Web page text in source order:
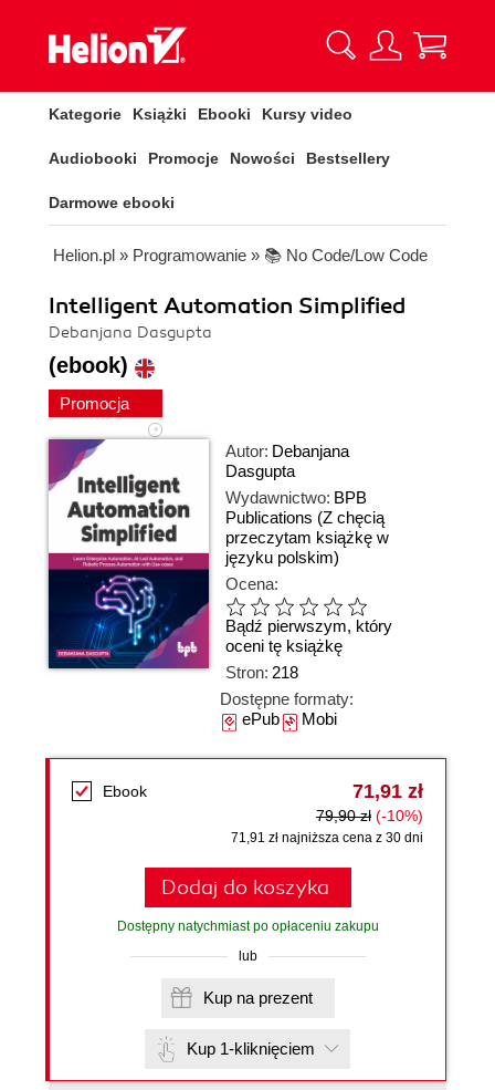
Kategorie Książki Ebooki Kursy video
Audiobooki Promocje Nowości Bestsellery
Darmowe ebooki
Helion.pl » Programowanie » 📚 No Code/Low Code
Intelligent Automation Simplified
Debanjana Dasgupta
(ebook)
Promocja
Autor: Debanjana
Dasgupta
Wydawnictwo: BPB
Publications (Z chęcią
przeczytam książkę w
języku polskim)
Ocena:
Bądź pierwszym, który
oceni tę książkę
Stron: 218
Dostępne formaty:
ePubMobi
Ebook 71,91 zł
79,90 zł (-10%)
71,91 zł najniższa cena z 30 dni
Dodaj do koszyka
Dostępny natychmiast po opłaceniu zakupu
lub
Kup na prezent
Kup 1-kliknięciem